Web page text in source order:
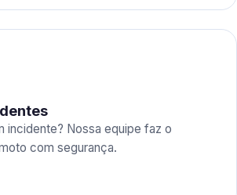
incidente? Nossa equipe faz o
com segurança.